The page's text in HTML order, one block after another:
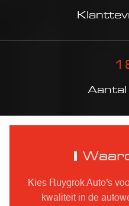
Kies Ruygrok Auto's
kwaliteit in de